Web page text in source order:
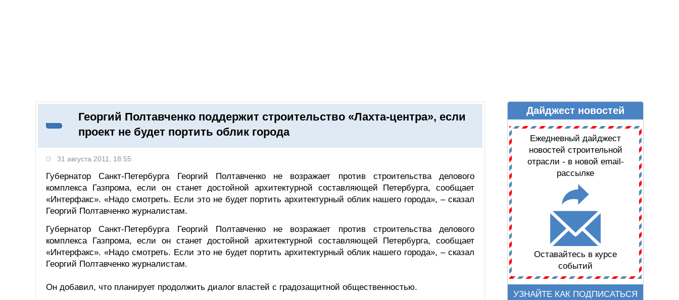
Поиск
СТАТЬИ ДАЙДЖЕСТ НОВОСТЕЙ
Георгий Полтавченко поддержит строительство «Лахта-центра», если
проект не будет портить облик города
31 августа 2011, 18:55
Губернатор Санкт-Петербурга Георгий Полтавченко не возражает против строительства делового
комплекса Газпрома, если он станет достойной архитектурной составляющей Петербурга, сообщает
«Интерфакс». «Надо смотреть. Если это не будет портить архитектурный облик нашего города», – сказал
Георгий Полтавченко журналистам.
Губернатор Санкт-Петербурга Георгий Полтавченко не возражает против строительства делового
комплекса Газпрома, если он станет достойной архитектурной составляющей Петербурга, сообщает
«Интерфакс». «Надо смотреть. Если это не будет портить архитектурный облик нашего города», – сказал
Георгий Полтавченко журналистам.
Он добавил, что планирует продолжить диалог властей с градозащитной общественностью.
Дайджест новостей
Ежедневный дайджест
новостей строительной
отрасли - в новой email-
рассылке
Оставайтесь в курсе
событий
УЗНАЙТЕ КАК ПОДПИСАТЬСЯ